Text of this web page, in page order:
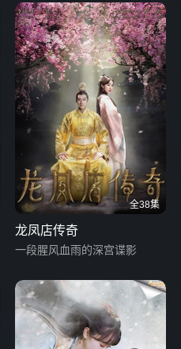
全38集
龙凤店传奇
一段腥风血雨的深宫谍影